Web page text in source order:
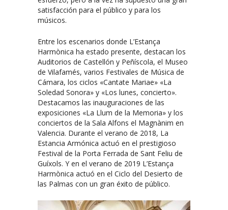
satisfacción para el público y para los
músicos.
Entre los escenarios donde L’Estança
Harmònica ha estado presente, destacan los
Auditorios de Castellón y Peñíscola, el Museo
de Vilafamés, varios Festivales de Música de
Cámara, los ciclos «Cantate Mariae» «La
Soledad Sonora» y «Los lunes, concierto».
Destacamos las inauguraciones de las
exposiciones «La Llum de la Memoria» y los
conciertos de la Sala Alfons el Magnànim en
Valencia. Durante el verano de 2018, La
Estancia Armónica actuó en el prestigioso
Festival de la Porta Ferrada de Sant Feliu de
Guíxols. Y en el verano de 2019 L’Estança
Harmònica actuó en el Ciclo del Desierto de
las Palmas con un gran éxito de público.